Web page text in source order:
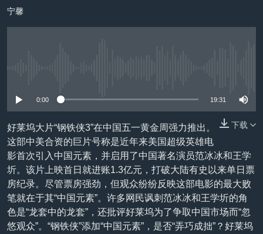
印太
美洲
全球议题
经济·金融·贸易
劳工
环境
美中关系
美中关系
美国建国250周年
埃博拉疫情
美国之音专访
重要讲话与声明
台海两岸关系
南中国海争端
中文广播
关注我们
其他语言网站
宁馨
0:00 19:31
下载
好莱坞大片“钢铁侠3”在中国五一黄金周强力推出。
这部中美合资的巨片号称是近年来美国超级英雄电
影首次引入中国元素，并启用了中国著名演员范冰冰和王学
圻。该片上映首日就进账1.3亿元，打破大陆有史以来单日票
房纪录。尽管票房强劲，但观众纷纷反映这部电影的最大败
笔就在于其“中国元素”。许多网民讽刺范冰冰和王学圻的角
色是“龙套中的龙套”，还批评好莱坞为了争取中国市场而“忽
悠观众”。“钢铁侠”添加“中国元素”，是否“弄巧成拙”？好莱坞